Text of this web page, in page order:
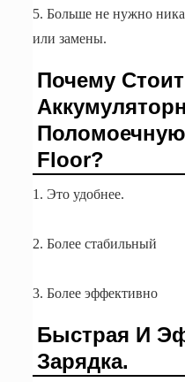
5. Больше не нужно
или замены.
Почему
Floor?
1. Это удобнее.
2. Более стабильный
3. Более эффективно
Быстрая И
Зарядка.